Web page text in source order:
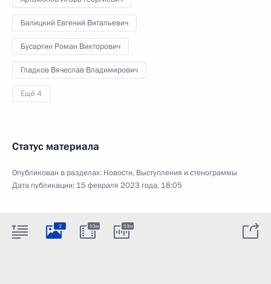
Балицкий Евгений Витальевич
Бусаргин Роман Викторович
Гладков Вячеслав Владимирович
Ещё 4
Статус материала
Опубликован в разделах: Новости, Выступления и стенограммы
Дата публикации: 15 февраля 2023 года, 18:05
2 53м 53м